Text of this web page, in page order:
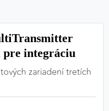
integráciu
zariadení tretích
na správne fungovanie